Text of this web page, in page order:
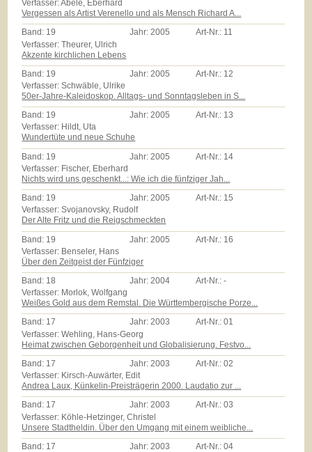
Verfasser: Abele, Eberhard
Vergessen als Artist Verenello und als Mensch Richard A...
Band: 19 Jahr:2005 Art-Nr.: 11
Verfasser: Theurer, Ulrich
Akzente kirchlichen Lebens
Band: 19 Jahr:2005 Art-Nr.: 12
Verfasser: Schwäble, Ulrike
50er-Jahre-Kaleidoskop. Alltags- und Sonntagsleben in S...
Band: 19 Jahr:2005 Art-Nr.: 13
Verfasser: Hildt, Uta
Wundertüte und neue Schuhe
Band: 19 Jahr: 2005 Art-Nr.: 14
Verfasser: Fischer, Eberhard
Nichts wird uns geschenkt...: Wie ich die fünfziger Jah...
Band: 19 Jahr:2005 Art-Nr.: 15
Verfasser: Svojanovsky, Rudolf
Der Alte Fritz und die Reigschmeckten
Band: 19 Jahr: 2005 Art-Nr.: 16
Verfasser: Benseler, Hans
Über den Zeitgeist der Fünfziger
Band: 18 Jahr:2004 Art-Nr.:-
Verfasser: Morlok, Wolfgang
Weißes Gold aus dem Remstal. Die Württembergische Porze...
Band: 17 Jahr:2003 Art-Nr.:01
Verfasser: Wehling, Hans-Georg
Heimat zwischen Geborgenheit und Globalisierung. Festvo...
Band: 17 Jahr:2003 Art-Nr.:02
Verfasser: Kirsch-Auwärter, Edit
Andrea Laux, Künkelin-Preisträgerin 2000. Laudatio zur ...
Band: 17 Jahr:2003 Art-Nr.:03
Verfasser: Köhle-Hetzinger, Christel
Unsere Stadtheldin. Über den Umgang mit einem weibliche...
Band: 17 Jahr: 2003 Art-Nr.:04